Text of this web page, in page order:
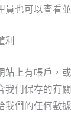
也可以查看
利
上有帳戶，
我們保存的有
我們的任何數